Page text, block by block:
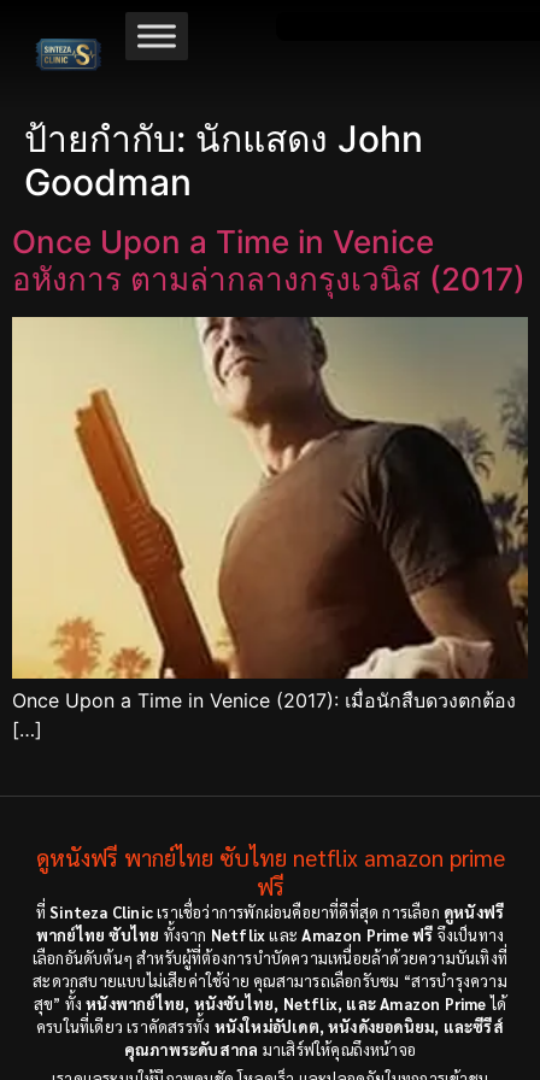
ป้ายกำกับ: นักแสดง John
Goodman
Once Upon a Time in Venice
อหังการ ตามล่ากลางกรุงเวนิส (2017)
Once Upon a Time in Venice (2017): เมื่อนักสืบดวงตกต้อง
[…]
ดูหนังฟรี พากย์ไทย ซับไทย netflix amazon prime
ฟรี
ที่Sinteza Clinicเราเชื่อว่าการพักผ่อนคือยาที่ดีที่สุด การเลือก ดูหนังฟรี
พากย์ไทย ซับไทย ทั้งจาก NetflixและAmazon Prime ฟรี จึงเป็นทาง
เลือกอันดับต้นๆ สำหรับผู้ที่ต้องการบำบัดความเหนื่อยล้าด้วยความบันเทิงที่
สะดวกสบายแบบไม่เสียค่าใช้จ่าย คุณสามารถเลือกรับชม “สารบำรุงความ
สุข” ทั้งหนังพากย์ไทย, หนังซับไทย, Netflix, และ Amazon Primeได้
ครบในที่เดียว เราคัดสรรทั้ง หนังใหม่อัปเดต, หนังดังยอดนิยม, และซีรีส์
คุณภาพระดับสากล มาเสิร์ฟให้คุณถึงหน้าจอ